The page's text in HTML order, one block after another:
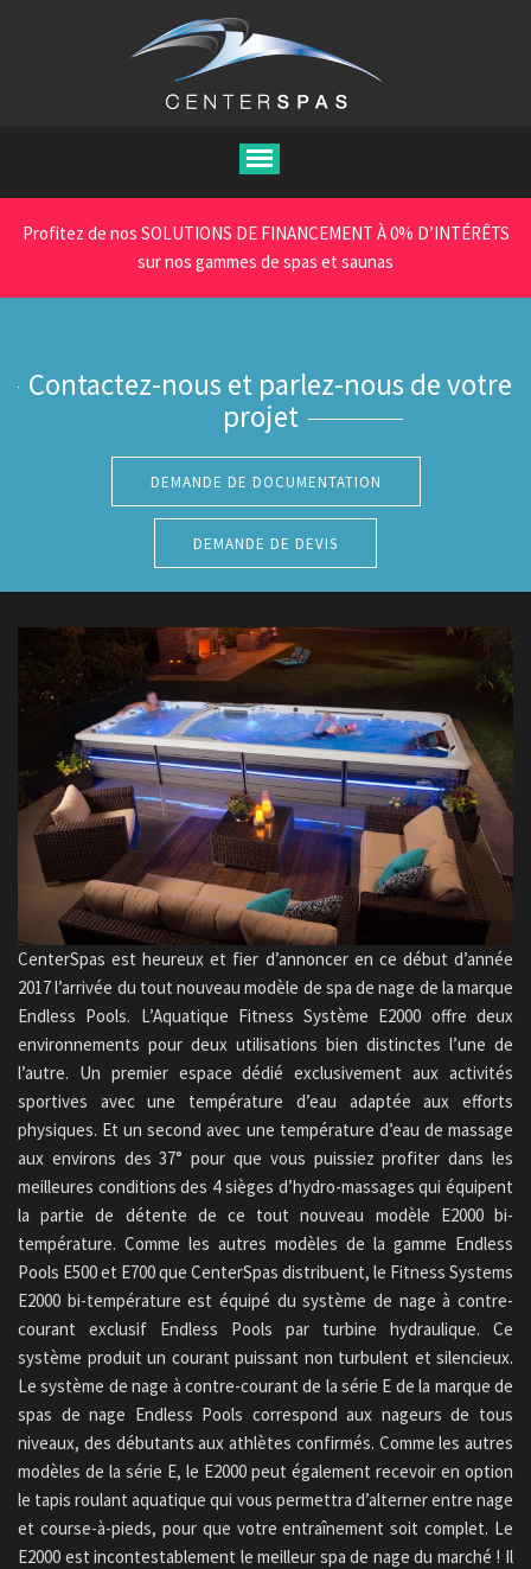
Profitez de nos SOLUTIONS DE FINANCEMENT À 0% D’INTÉRÊTS
sur nos gammes de spas et saunas
Contactez-nous et parlez-nous de votre
projet
DEMANDE DE DOCUMENTATION
DEMANDE DE DEVIS
CenterSpas est heureux et fier d’annoncer en ce début d’année
2017 l’arrivée du tout nouveau modèle de spa de nage de la marque
Endless Pools. L’Aquatique Fitness Système E2000 offre deux
environnements pour deux utilisations bien distinctes l’une de
l’autre. Un premier espace dédié exclusivement aux activités
sportives avec une température d’eau adaptée aux efforts
physiques. Et un second avec une température d’eau de massage
aux environs des 37° pour que vous puissiez profiter dans les
meilleures conditions des 4 sièges d’hydro-massages qui équipent
la partie de détente de ce tout nouveau modèle E2000 bi-
température. Comme les autres modèles de la gamme Endless
Pools E500 et E700 que CenterSpas distribuent, le Fitness Systems
E2000 bi-température est équipé du système de nage à contre-
courant exclusif Endless Pools par turbine hydraulique. Ce
système produit un courant puissant non turbulent et silencieux.
Le système de nage à contre-courant de la série E de la marque de
spas de nage Endless Pools correspond aux nageurs de tous
niveaux, des débutants aux athlètes confirmés. Comme les autres
modèles de la série E, le E2000 peut également recevoir en option
le tapis roulant aquatique qui vous permettra d’alterner entre nage
et course-à-pieds, pour que votre entraînement soit complet. Le
E2000 est incontestablement le meilleur spa de nage du marché ! Il